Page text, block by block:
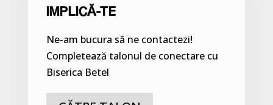
IMPLICĂ-TE
Ne-am bucura să ne contactezi!
Completează talonul de conectare cu
Biserica Betel